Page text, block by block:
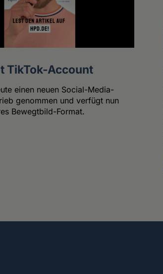
TikTok-Account
einen neuen Social-Media-
genommen und verfügt nun
Bewegtbild-Format.